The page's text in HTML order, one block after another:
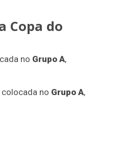
Copa do
no Grupo A,
colocada no Grupo A,